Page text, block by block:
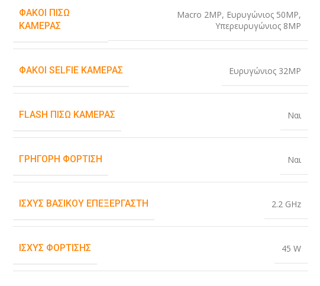
ΦΑΚΟΊ ΠΊΣΩ
ΚΆΜΕΡΑΣ
Macro 2MP, Ευρυγώνιος 50MP,
Υπερευρυγώνιος 8MP
ΦΑΚΟΊ SELFIE ΚΆΜΕΡΑΣ Ευρυγώνιος 32MP
FLASH ΠΊΣΩ ΚΆΜΕΡΑΣ Ναι
ΓΡΉΓΟΡΗ ΦΌΡΤΙΣΗ Ναι
ΙΣΧΎΣ ΒΑΣΙΚΟΎ ΕΠΕΞΕΡΓΑΣΤΉ 2.2 GHz
ΙΣΧΎΣ ΦΌΡΤΙΣΗΣ 45 W